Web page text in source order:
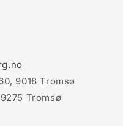
9018 Tromsø
Tromsø